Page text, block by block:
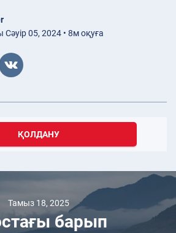
05, 2024 • 8м оқуға
ҚОЛДАНУ
Тамыз 18, 2025
барып